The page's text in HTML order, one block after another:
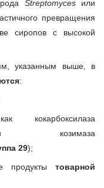
Streptomyces или
превращения
сиропов с высокой
указанным выше, в
:
и козимаза
29);
продукты товарной